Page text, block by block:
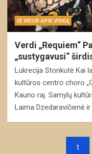
IŠ VISUR APIE VISKĄ
Verdi „Requiem“
„sustygavusi“
Lukrecija Stonkutė Kai
kultūros centro choro
Kauno raj. Samylų
Laima Dzedaravičienė
1